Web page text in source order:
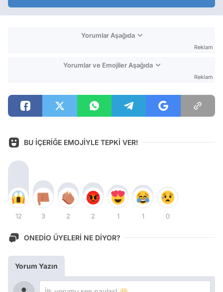
Yorumlar Aşağıda
Reklam
Yorumlar ve Emojiler Aşağıda
Reklam
BU İÇERİĞE EMOJİYLE TEPKİ VER!
12 3 2 2 1 1 0
ONEDİO ÜYELERİ NE DİYOR?
Yorum Yazın